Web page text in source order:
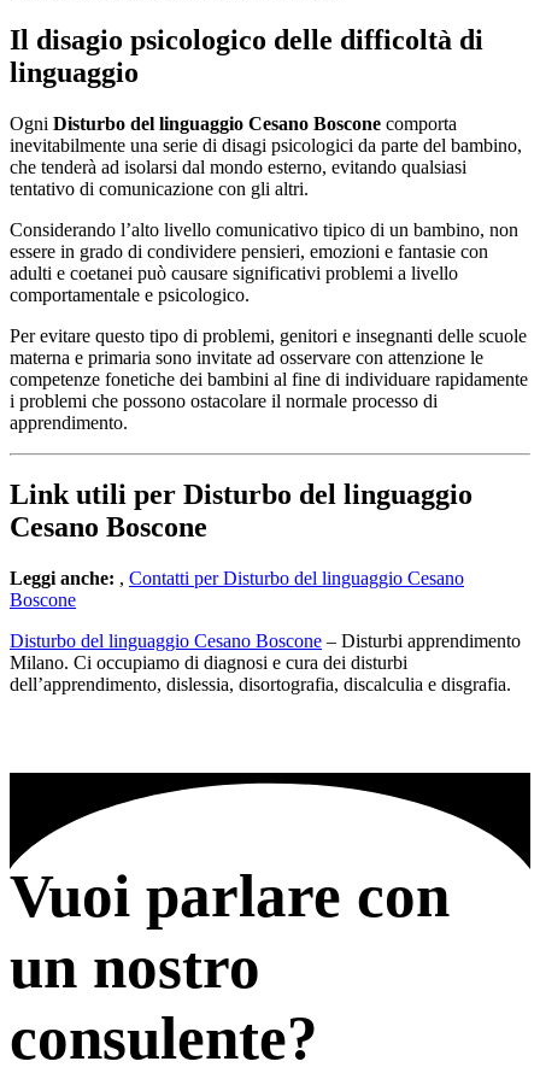
Il disagio psicologico delle difficoltà di
linguaggio
Ogni Disturbo del linguaggio Cesano Boscone comporta
inevitabilmente una serie di disagi psicologici da parte del bambino,
che tenderà ad isolarsi dal mondo esterno, evitando qualsiasi
tentativo di comunicazione con gli altri.
Considerando l’alto livello comunicativo tipico di un bambino, non
essere in grado di condividere pensieri, emozioni e fantasie con
adulti e coetanei può causare significativi problemi a livello
comportamentale e psicologico.
Per evitare questo tipo di problemi, genitori e insegnanti delle scuole
materna e primaria sono invitate ad osservare con attenzione le
competenze fonetiche dei bambini al fine di individuare rapidamente
i problemi che possono ostacolare il normale processo di
apprendimento.
Link utili per Disturbo del linguaggio
Cesano Boscone
Leggi anche: , Contatti per Disturbo del linguaggio Cesano
Boscone
Disturbo del linguaggio Cesano Boscone – Disturbi apprendimento
Milano. Ci occupiamo di diagnosi e cura dei disturbi
dell’apprendimento, dislessia, disortografia, discalculia e disgrafia.
Vuoi parlare con
un nostro
consulente?